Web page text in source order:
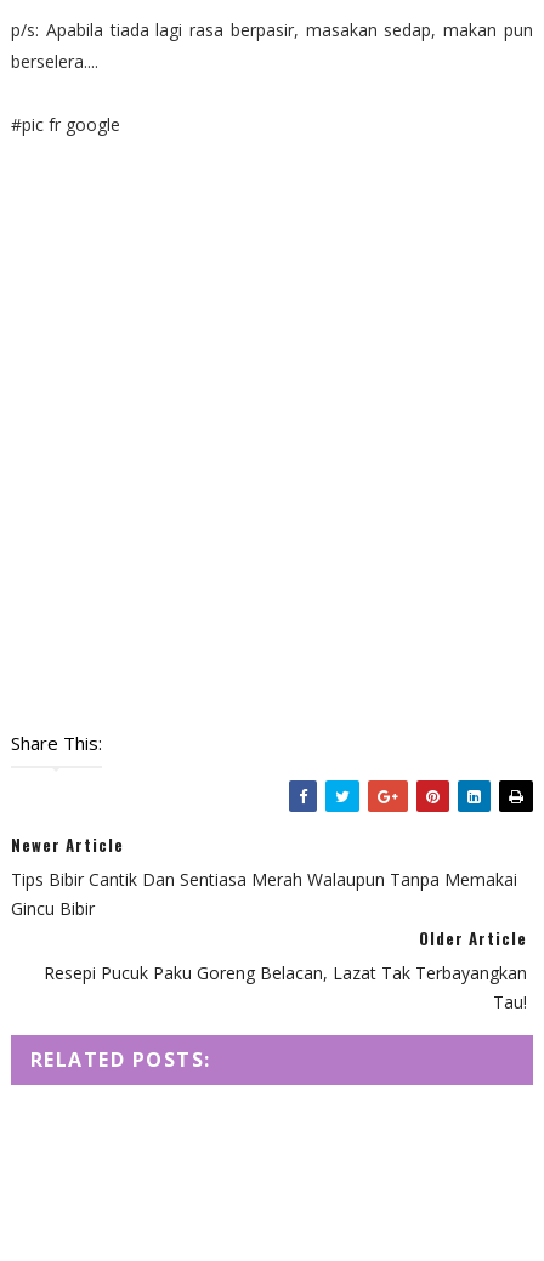
p/s: Apabila tiada lagi rasa berpasir, masakan sedap, makan pun
berselera....
#pic fr google
Share This:
Newer Article
Tips Bibir Cantik Dan Sentiasa Merah Walaupun Tanpa Memakai
Gincu Bibir
Older Article
Resepi Pucuk Paku Goreng Belacan, Lazat Tak Terbayangkan
Tau!
RELATED POSTS: